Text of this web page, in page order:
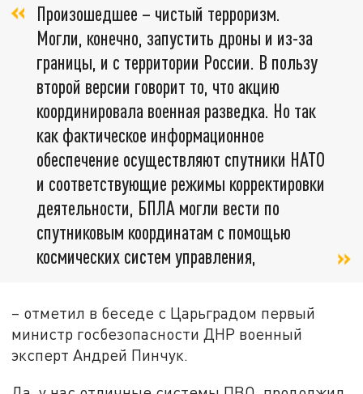
Произошедшее – чистый терроризм.
Могли, конечно, запустить дроны и из-за
границы, и с территории России. В пользу
второй версии говорит то, что акцию
координировала военная разведка. Но так
как фактическое информационное
обеспечение осуществляют спутники НАТО
и соответствующие режимы корректировки
деятельности, БПЛА могли вести по
спутниковым координатам с помощью
космических систем управления,
– отметил в беседе с Царьградом первый
министр госбезопасности ДНР военный
эксперт Андрей Пинчук.